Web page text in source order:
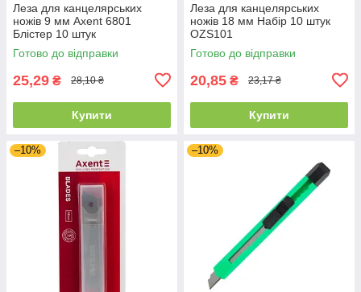
Леза для канцелярських
ножів 9 мм Axent 6801
Блістер 10 штук
Готово до відправки
25,29 ₴ 28,10 ₴
Купити
Леза для канцелярських
ножів 18 мм Набір 10 штук
OZS101
Готово до відправки
20,85 ₴ 23,17 ₴
Купити
–10% –10%